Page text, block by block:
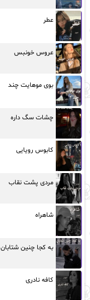
عطر
عروس خونبس
بوی موهایت چند
چشات سگ داره
کابوس رویایی
مردی پشت نقاب
شاهراه
به کجا چنین شتابان
کافه نادری